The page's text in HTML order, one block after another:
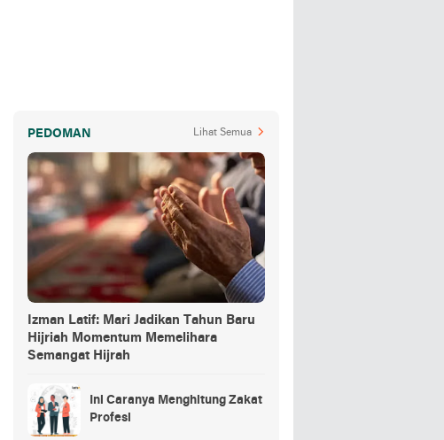
PEDOMAN Lihat Semua
Izman Latif: Mari Jadikan Tahun Baru
Hijriah Momentum Memelihara
Semangat Hijrah
Ini Caranya Menghitung Zakat
Profesi